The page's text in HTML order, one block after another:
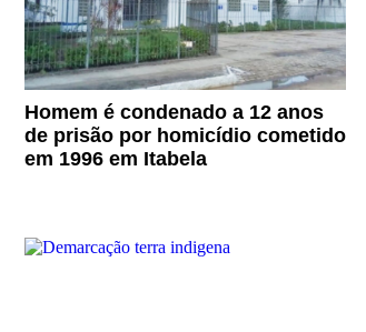
Homem é condenado a 12 anos
de prisão por homicídio cometido
em 1996 em Itabela